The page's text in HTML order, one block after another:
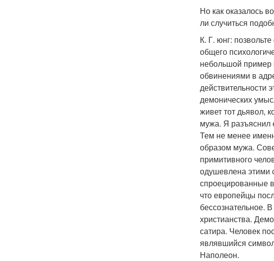
Но как оказалось
ли случиться
К. Г. юнг:
общего
небольшой пример
обвинениями в
действительности
демонических
живет тот дьявол,
мужа. Я разъяснил
Тем не менее
образом мужа.
примитивного
одушевлена этими
спроецированные
что европейцы
бессознательное.
христианства.
сатира. Человек
являвшийся
Наполеон.